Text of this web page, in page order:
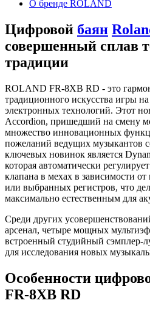
О бренде ROLAND
Цифровой баян
совершенный сплав
традиции
ROLAND FR-8XB RD - это
традиционного искусства игры
электронных технологий. Этот
Accordion, пришедший на смену
множество инновационных
пожеланий ведущих музыкантов
ключевых новинок является
которая автоматически
клапана в мехах в зависимости
или выбранных регистров, что
максимально естественным для
Среди других
арсенал, четыре мощных
встроенный студийный сэмплер-
для исследования новых
Особенности
FR-8XB RD